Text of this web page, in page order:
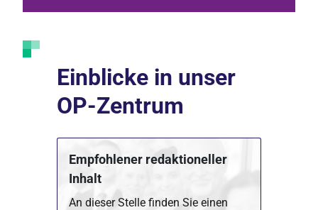
Einblicke in unser
OP-Zentrum
Empfohlener redaktioneller
Inhalt
An dieser Stelle finden Sie einen